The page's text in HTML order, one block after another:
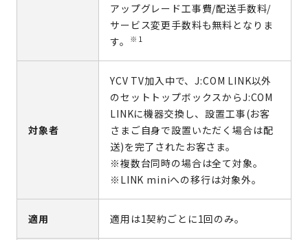
アップグレード工事費/配送手数料/
サービス変更手数料も無料となりま
す。
※1
対象者
YCV TV加入中で、J:COM LINK以外
のセットトップボックスからJ:COM
LINKに機器交換し、設置工事(お客
さまご自身で設置いただく場合は配
送)を完了されたお客さま。
※複数台同時の場合は全て対象。
※LINK miniへの移行は対象外。
適用 適用は1契約ごとに1回のみ。